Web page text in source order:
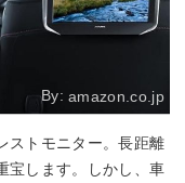
By:amazon.co.jp
ストモニター。長距離
宝します。しかし、車